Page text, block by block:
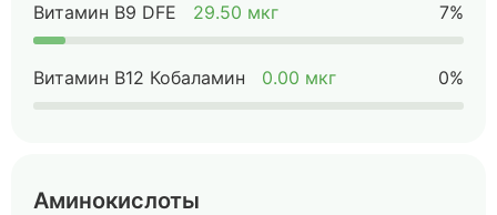
Витамин B9 DFE 29.50 мкг 7%
Витамин B12 Кобаламин 0.00 мкг 0%
Аминокислоты